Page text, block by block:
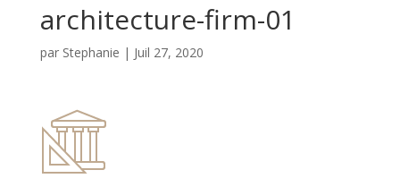
architecture-firm-01
par Stephanie | Juil 27, 2020